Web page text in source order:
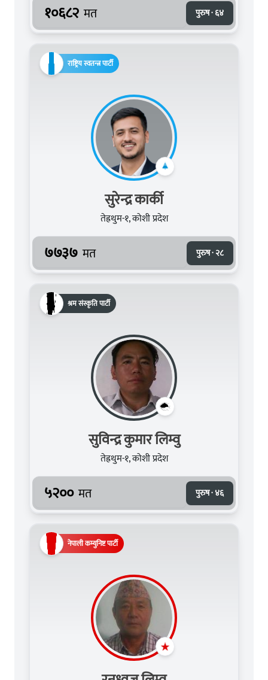
१०६८२ मत पुरुष · ६४
राष्ट्रिय स्वतन्त्र पार्टी
सुरेन्द्र कार्की
तेह्रथुम-१, कोशी प्रदेश
७७३७ मत पुरुष · २८
श्रम संस्कृति पार्टी
सुविन्द्र कुमार लिम्वु
तेह्रथुम-१, कोशी प्रदेश
५२०० मत पुरुष · ४६
नेपाली कम्युनिष्ट पार्टी